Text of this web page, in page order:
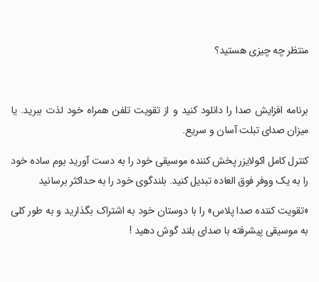
‏منتظر چه چیزی هستید؟
‏برنامه افزایش صدا را دانلود کنید و از تقویت تلفن همراه خود لذت ببرید. یا
میزان صدای تبلت آسان و سریع.
‏کنترل کامل اکولایزر پخش کننده موسیقی خود را به دست آورید بوم ساده خود
را به یک ووفر فوق العاده تبدیل کنید. بلندگوی خود را به حداکثر برسانید
‏«تقویت کننده صدا پلاس» را با دوستان خود به اشتراک بگذارید و به طور کلی
به موسیقی پیشرفته با صدای بلند گوش دهید !